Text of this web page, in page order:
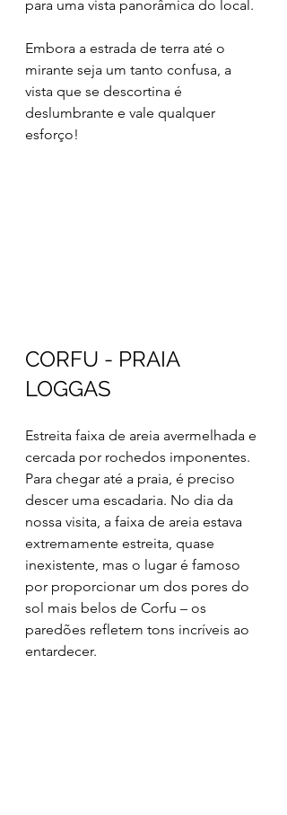
para uma vista panorâmica do local.
Embora a estrada de terra até o
mirante seja um tanto confusa, a
vista que se descortina é
deslumbrante e vale qualquer
esforço!
CORFU - PRAIA
LOGGAS
Estreita faixa de areia avermelhada e
cercada por rochedos imponentes.
Para chegar até a praia, é preciso
descer uma escadaria. No dia da
nossa visita, a faixa de areia estava
extremamente estreita, quase
inexistente, mas o lugar é famoso
por proporcionar um dos pores do
sol mais belos de Corfu – os
paredões refletem tons incríveis ao
entardecer.